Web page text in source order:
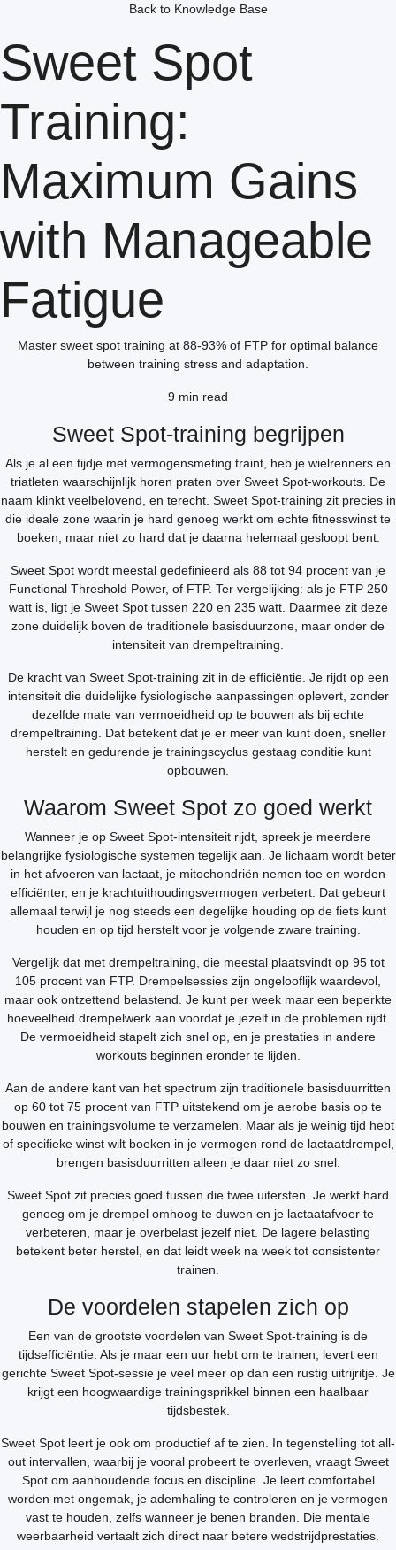
Back to Knowledge Base
Sweet Spot
Training:
Maximum Gains
with Manageable
Fatigue
Master sweet spot training at 88-93% of FTP for optimal balance
between training stress and adaptation.
9 min read
Sweet Spot-training begrijpen
Als je al een tijdje met vermogensmeting traint, heb je wielrenners en
triatleten waarschijnlijk horen praten over Sweet Spot-workouts. De
naam klinkt veelbelovend, en terecht. Sweet Spot-training zit precies in
die ideale zone waarin je hard genoeg werkt om echte fitnesswinst te
boeken, maar niet zo hard dat je daarna helemaal gesloopt bent.
Sweet Spot wordt meestal gedefinieerd als 88 tot 94 procent van je
Functional Threshold Power, of FTP. Ter vergelijking: als je FTP 250
watt is, ligt je Sweet Spot tussen 220 en 235 watt. Daarmee zit deze
zone duidelijk boven de traditionele basisduurzone, maar onder de
intensiteit van drempeltraining.
De kracht van Sweet Spot-training zit in de efficiëntie. Je rijdt op een
intensiteit die duidelijke fysiologische aanpassingen oplevert, zonder
dezelfde mate van vermoeidheid op te bouwen als bij echte
drempeltraining. Dat betekent dat je er meer van kunt doen, sneller
herstelt en gedurende je trainingscyclus gestaag conditie kunt
opbouwen.
Waarom Sweet Spot zo goed werkt
Wanneer je op Sweet Spot-intensiteit rijdt, spreek je meerdere
belangrijke fysiologische systemen tegelijk aan. Je lichaam wordt beter
in het afvoeren van lactaat, je mitochondriën nemen toe en worden
efficiënter, en je krachtuithoudingsvermogen verbetert. Dat gebeurt
allemaal terwijl je nog steeds een degelijke houding op de fiets kunt
houden en op tijd herstelt voor je volgende zware training.
Vergelijk dat met drempeltraining, die meestal plaatsvindt op 95 tot
105 procent van FTP. Drempelsessies zijn ongelooflijk waardevol,
maar ook ontzettend belastend. Je kunt per week maar een beperkte
hoeveelheid drempelwerk aan voordat je jezelf in de problemen rijdt.
De vermoeidheid stapelt zich snel op, en je prestaties in andere
workouts beginnen eronder te lijden.
Aan de andere kant van het spectrum zijn traditionele basisduurritten
op 60 tot 75 procent van FTP uitstekend om je aerobe basis op te
bouwen en trainingsvolume te verzamelen. Maar als je weinig tijd hebt
of specifieke winst wilt boeken in je vermogen rond de lactaatdrempel,
brengen basisduurritten alleen je daar niet zo snel.
Sweet Spot zit precies goed tussen die twee uitersten. Je werkt hard
genoeg om je drempel omhoog te duwen en je lactaatafvoer te
verbeteren, maar je overbelast jezelf niet. De lagere belasting
betekent beter herstel, en dat leidt week na week tot consistenter
trainen.
De voordelen stapelen zich op
Een van de grootste voordelen van Sweet Spot-training is de
tijdsefficiëntie. Als je maar een uur hebt om te trainen, levert een
gerichte Sweet Spot-sessie je veel meer op dan een rustig uitrijritje. Je
krijgt een hoogwaardige trainingsprikkel binnen een haalbaar
tijdsbestek.
Sweet Spot leert je ook om productief af te zien. In tegenstelling tot all-
out intervallen, waarbij je vooral probeert te overleven, vraagt Sweet
Spot om aanhoudende focus en discipline. Je leert comfortabel
worden met ongemak, je ademhaling te controleren en je vermogen
vast te houden, zelfs wanneer je benen branden. Die mentale
weerbaarheid vertaalt zich direct naar betere wedstrijdprestaties.